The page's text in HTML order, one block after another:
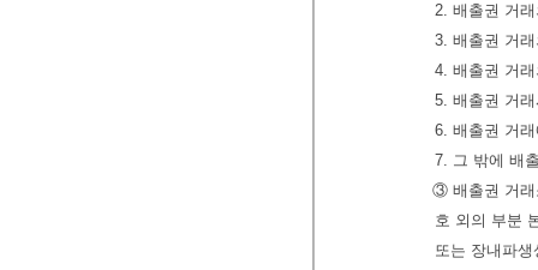
2. 배출권 거
3. 배출권 거
4. 배출권 거
5. 배출권 거
6. 배출권 거
7. 그 밖에 배
③ 배출권 거래
호 외의 부분
또는 장내파생